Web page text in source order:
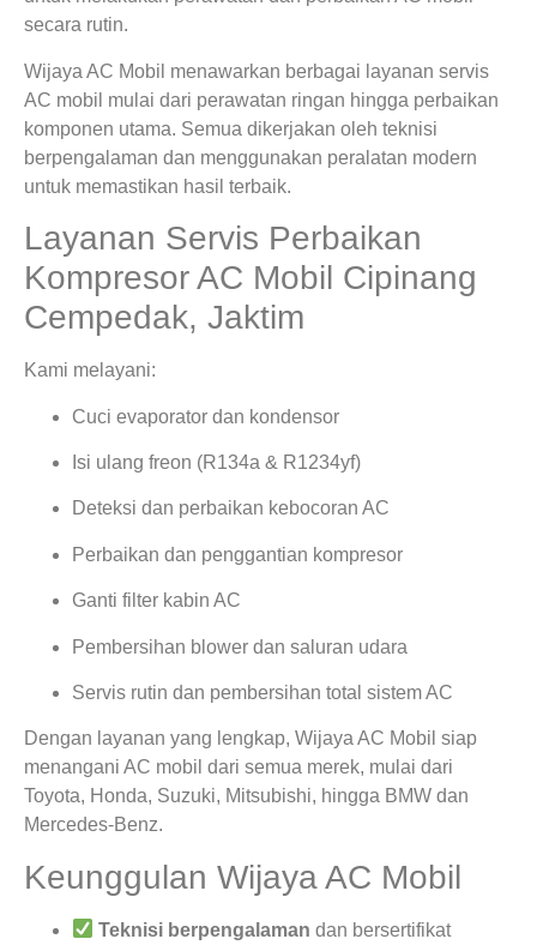
secara rutin.
Wijaya AC Mobil menawarkan berbagai layanan servis
AC mobil mulai dari perawatan ringan hingga perbaikan
komponen utama. Semua dikerjakan oleh teknisi
berpengalaman dan menggunakan peralatan modern
untuk memastikan hasil terbaik.
Layanan Servis Perbaikan
Kompresor AC Mobil Cipinang
Cempedak, Jaktim
Kami melayani:
Cuci evaporator dan kondensor
Isi ulang freon (R134a & R1234yf)
Deteksi dan perbaikan kebocoran AC
Perbaikan dan penggantian kompresor
Ganti filter kabin AC
Pembersihan blower dan saluran udara
Servis rutin dan pembersihan total sistem AC
Dengan layanan yang lengkap, Wijaya AC Mobil siap
menangani AC mobil dari semua merek, mulai dari
Toyota, Honda, Suzuki, Mitsubishi, hingga BMW dan
Mercedes-Benz.
Keunggulan Wijaya AC Mobil
Teknisi berpengalaman dan bersertifikat